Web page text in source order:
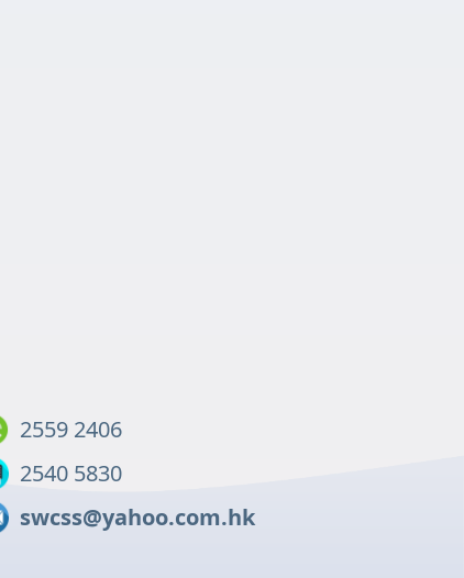
2559 2406
2540 5830
swcss@yahoo.com.hk